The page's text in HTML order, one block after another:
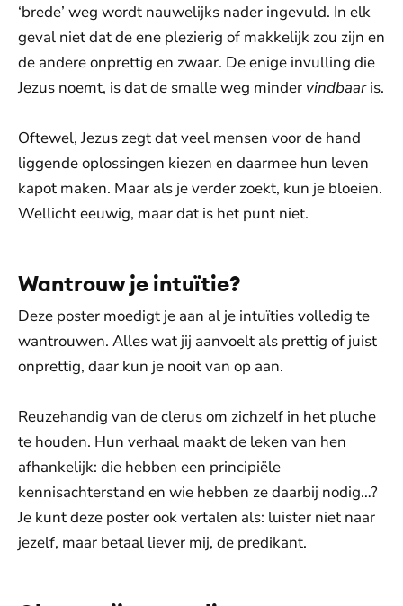
‘brede’ weg wordt nauwelijks nader ingevuld. In elk
geval niet dat de ene plezierig of makkelijk zou zijn en
de andere onprettig en zwaar. De enige invulling die
Jezus noemt, is dat de smalle weg minder vindbaaris.
Oftewel, Jezus zegt dat veel mensen voor de hand
liggende oplossingen kiezen en daarmee hun leven
kapot maken. Maar als je verder zoekt, kun je bloeien.
Wellicht eeuwig, maar dat is het punt niet.
Wantrouw je intuïtie?
Deze poster moedigt je aan al je intuïties volledig te
wantrouwen. Alles wat jij aanvoelt als prettig of juist
onprettig, daar kun je nooit van op aan.
Reuzehandig van de clerus om zichzelf in het pluche
te houden. Hun verhaal maakt de leken van hen
afhankelijk: die hebben een principiële
kennisachterstand en wie hebben ze daarbij nodig…?
Je kunt deze poster ook vertalen als: luister niet naar
jezelf, maar betaal liever mij, de predikant.